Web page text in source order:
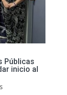
Públicas
inicio al